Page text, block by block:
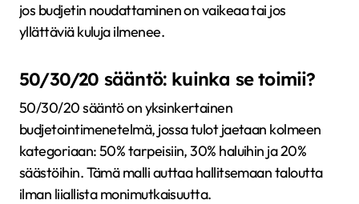
jos budjetin noudattaminen on vaikeaa tai jos
yllättäviä kuluja ilmenee.
50/30/20 sääntö: kuinka se toimii?
50/30/20 sääntö on yksinkertainen
budjetointimenetelmä, jossa tulot jaetaan kolmeen
kategoriaan: 50% tarpeisiin, 30% haluihin ja 20%
säästöihin. Tämä malli auttaa hallitsemaan taloutta
ilman liiallista monimutkaisuutta.